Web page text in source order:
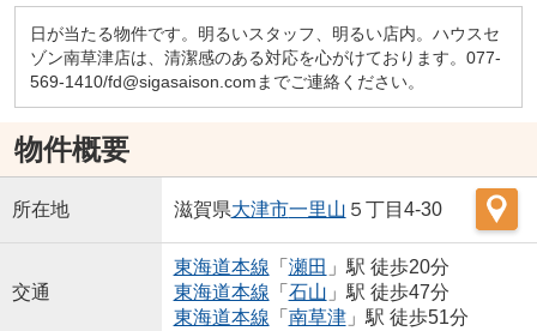
日が当たる物件です。明るいスタッフ、明るい店内。ハウスセ
ゾン南草津店は、清潔感のある対応を心がけております。077-
569-1410/fd@sigasaison.comまでご連絡ください。
物件概要
所在地 滋賀県大津市一里山 ５丁目4-30
交通
東海道本線 「 瀬田 」駅 徒歩20分
東海道本線 「 石山 」駅 徒歩47分
東海道本線 「 南草津」駅 徒歩51分